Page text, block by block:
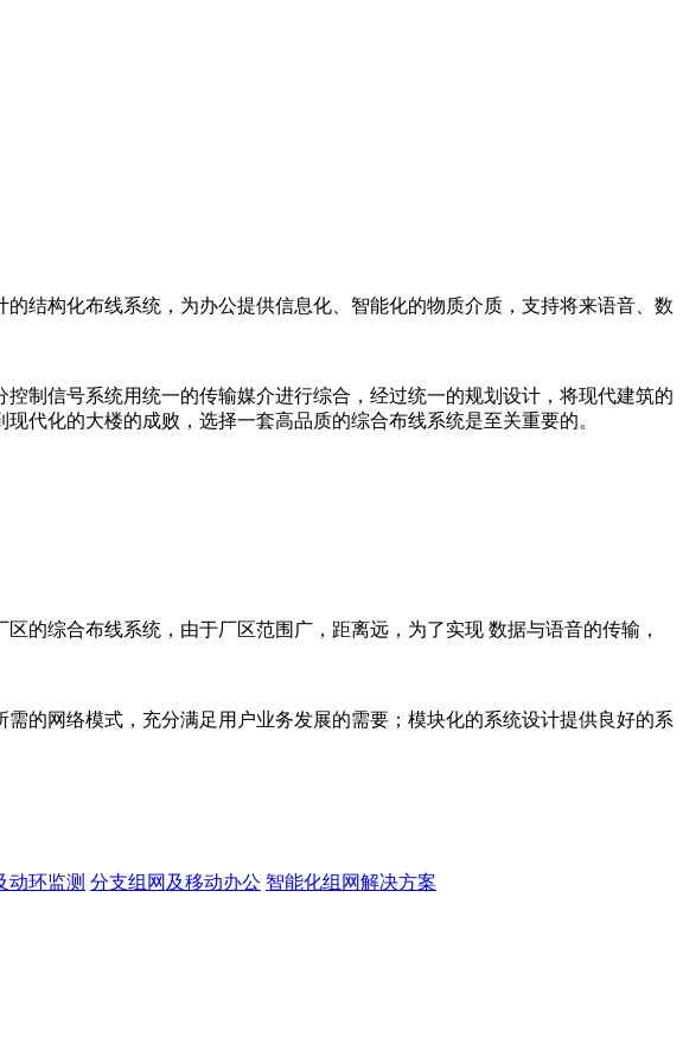
结构化布线系统，为办公提供信息化、智能化的物质介质，支持将来语音、数
制信号系统用统一的传输媒介进行综合，经过统一的规划设计，将现代建筑的
代化的大楼的成败，选择一套高品质的综合布线系统是至关重要的。
的综合布线系统，由于厂区范围广，距离远，为了实现 数据与语音的传输，
的网络模式，充分满足用户业务发展的需要；模块化的系统设计提供良好的系
动环监测 分支组网及移动办公 智能化组网解决方案